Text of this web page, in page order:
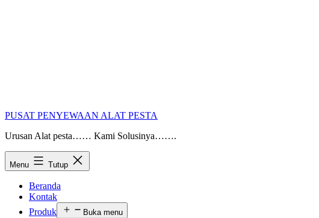
PUSAT PENYEWAAN ALAT PESTA
Urusan Alat pesta…… Kami Solusinya…….
Menu Tutup
Beranda
Kontak
Produk
Buka menu